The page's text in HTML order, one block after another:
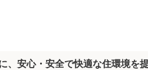
、安心・安全で快適な住環境を